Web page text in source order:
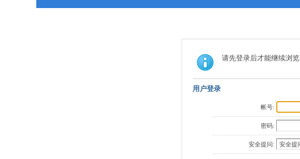
请先登录后才能继续浏览
用户登录
帐号:
密码:
安全提问: